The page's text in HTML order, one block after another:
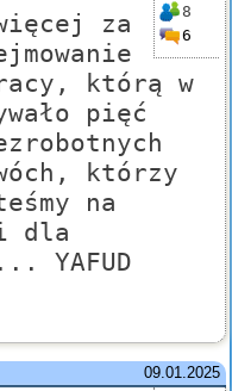
8
6
za
którą w
pięć
którzy
na
dla
YAFUD
09.01.2025